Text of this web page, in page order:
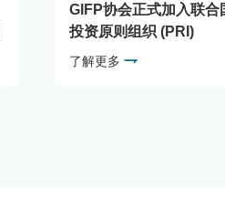
GIFP协会正式加入联合
投资原则组织 (PRI)
了解更多